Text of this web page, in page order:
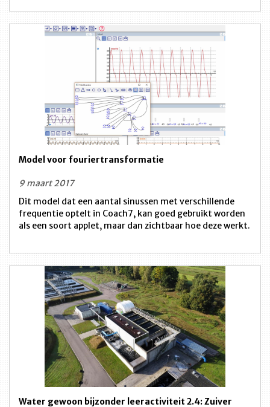
Model voor fouriertransformatie
9 maart 2017
Dit model dat een aantal sinussen met verschillende
frequentie optelt in Coach7, kan goed gebruikt worden
als een soort applet, maar dan zichtbaar hoe deze werkt.
Water gewoon bijzonder leeractiviteit 2.4: Zuiver